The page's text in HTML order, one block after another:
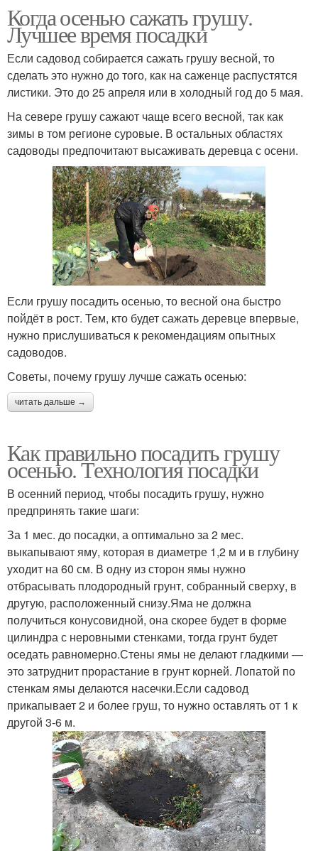
Когда осенью сажать грушу.
Лучшее время посадки
Если садовод собирается сажать грушу весной, то
сделать это нужно до того, как на саженце распустятся
листики. Это до 25 апреля или в холодный год до 5 мая.
На севере грушу сажают чаще всего весной, так как
зимы в том регионе суровые. В остальных областях
садоводы предпочитают высаживать деревца с осени.
Если грушу посадить осенью, то весной она быстро
пойдёт в рост. Тем, кто будет сажать деревце впервые,
нужно прислушиваться к рекомендациям опытных
садоводов.
Советы, почему грушу лучше сажать осенью:
читать дальше →
Как правильно посадить грушу
осенью. Технология посадки
В осенний период, чтобы посадить грушу, нужно
предпринять такие шаги:
За 1 мес. до посадки, а оптимально за 2 мес.
выкапывают яму, которая в диаметре 1,2 м и в глубину
уходит на 60 см. В одну из сторон ямы нужно
отбрасывать плодородный грунт, собранный сверху, в
другую, расположенный снизу.Яма не должна
получиться конусовидной, она скорее будет в форме
цилиндра с неровными стенками, тогда грунт будет
оседать равномерно.Стены ямы не делают гладкими —
это затруднит прорастание в грунт корней. Лопатой по
стенкам ямы делаются насечки.Если садовод
прикапывает 2 и более груш, то нужно оставлять от 1 к
другой 3-6 м.